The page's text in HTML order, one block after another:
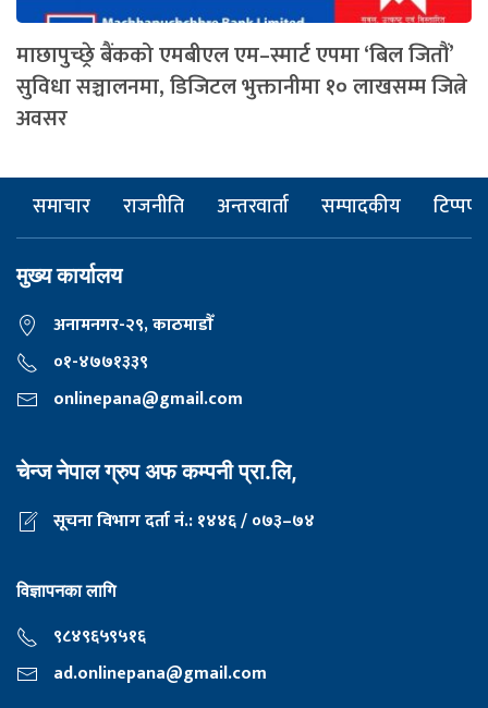
माछापुच्छ्रे बैंकको एमबीएल एम–स्मार्ट एपमा ‘बिल जितौं’
सुविधा सञ्चालनमा, डिजिटल भुक्तानीमा १० लाखसम्म जित्ने
अवसर
समाचार राजनीति अन्तरवार्ता सम्पादकीय टिप्पणी
मुख्य कार्यालय
अनामनगर-२९, काठमाडाैँ
०१-४७७१३३९
onlinepana@gmail.com
चेन्ज नेपाल ग्रुप अफ कम्पनी प्रा.लि,
सूचना विभाग दर्ता नं.: १४४६ / ०७३–७४
विज्ञापनका लागि
९८४९६५९५१६
ad.onlinepana@gmail.com